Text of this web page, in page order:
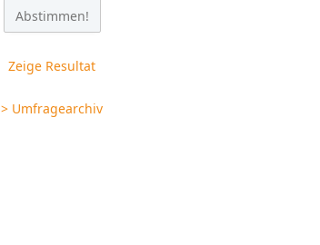
Zeige Resultat
> Umfragearchiv